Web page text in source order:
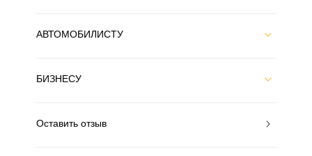
АВТОМОБИЛИСТУ
БИЗНЕСУ
Оставить отзыв